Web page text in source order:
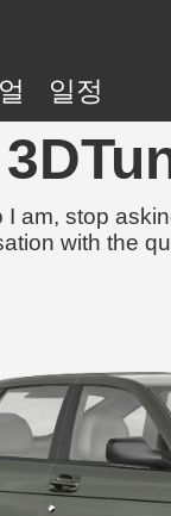
일정
I am, stop
with the